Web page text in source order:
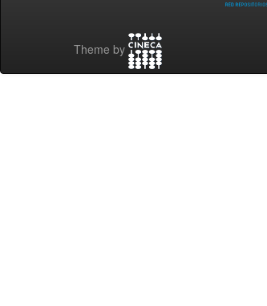
Theme by